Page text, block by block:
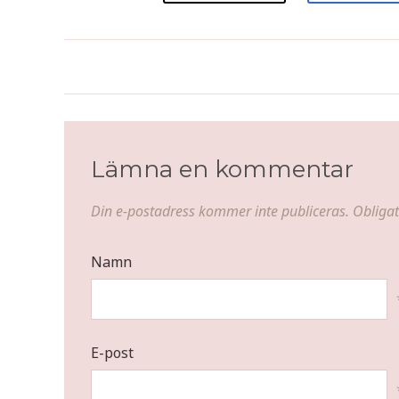
smör och kaffechokladkräm
Lämna en kommentar
Din e-postadress kommer inte publiceras.
Namn
E-post